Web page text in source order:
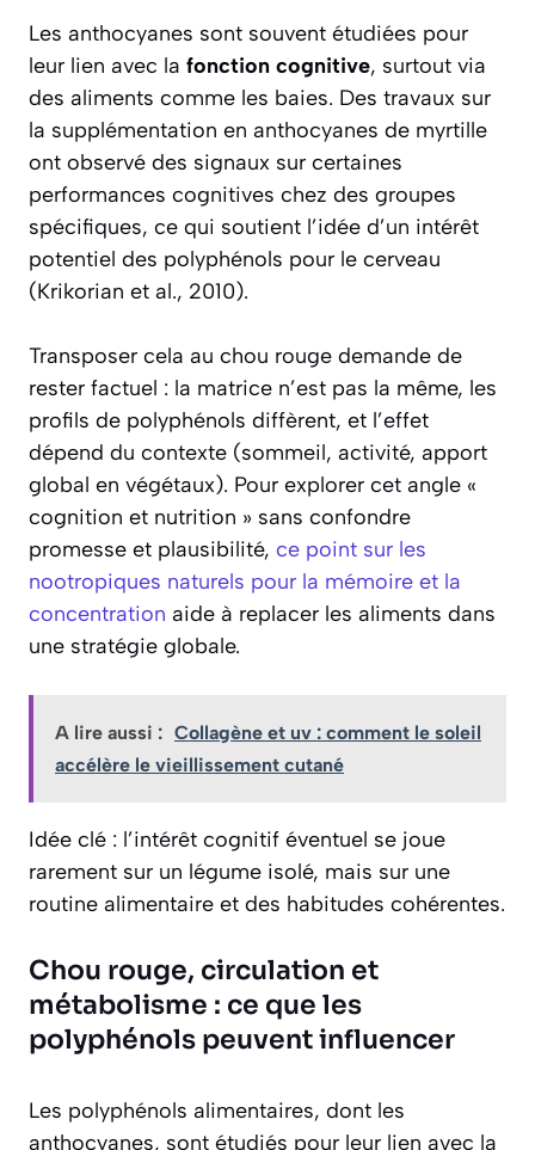
Les anthocyanes sont souvent étudiées pour
leur lien avec la fonction cognitive, surtout via
des aliments comme les baies. Des travaux sur
la supplémentation en anthocyanes de myrtille
ont observé des signaux sur certaines
performances cognitives chez des groupes
spécifiques, ce qui soutient l’idée d’un intérêt
potentiel des polyphénols pour le cerveau
(Krikorian et al., 2010).
Transposer cela au chou rouge demande de
rester factuel : la matrice n’est pas la même, les
profils de polyphénols diffèrent, et l’effet
dépend du contexte (sommeil, activité, apport
global en végétaux). Pour explorer cet angle «
cognition et nutrition » sans confondre
promesse et plausibilité, ce point sur les
nootropiques naturels pour la mémoire et la
concentration aide à replacer les aliments dans
une stratégie globale.
A lire aussi : Collagène et uv : comment le soleil
accélère le vieillissement cutané
Idée clé : l’intérêt cognitif éventuel se joue
rarement sur un légume isolé, mais sur une
routine alimentaire et des habitudes cohérentes.
Chou rouge, circulation et
métabolisme : ce que les
polyphénols peuvent influencer
Les polyphénols alimentaires, dont les
anthocyanes, sont étudiés pour leur lien avec la